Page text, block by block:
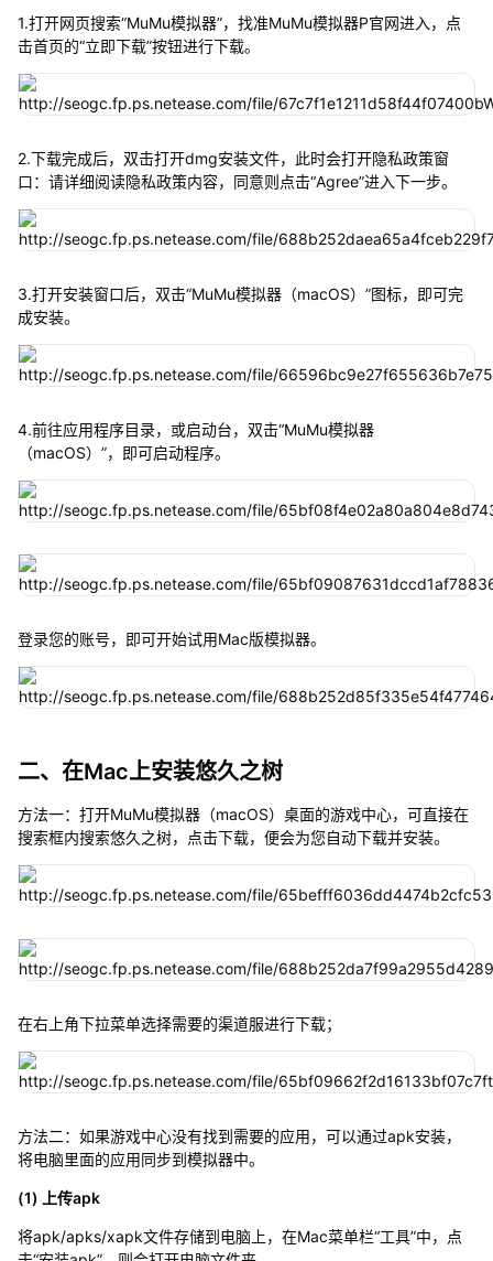
1.打开网页搜索“MuMu模拟器”，找准MuMu模拟器P官网进入，点
击首页的“立即下载”按钮进行下载。
2.下载完成后，双击打开dmg安装文件，此时会打开隐私政策窗
口：请详细阅读隐私政策内容，同意则点击“Agree”进入下一步。
3.打开安装窗口后，双击“MuMu模拟器（macOS）”图标，即可完
成安装。
4.前往应用程序目录，或启动台，双击“MuMu模拟器
（macOS）”，即可启动程序。
登录您的账号，即可开始试用Mac版模拟器。
二、在Mac上安装悠久之树
方法一：打开MuMu模拟器（macOS）桌面的游戏中心，可直接在
搜索框内搜索悠久之树，点击下载，便会为您自动下载并安装。
在右上角下拉菜单选择需要的渠道服进行下载；
方法二：如果游戏中心没有找到需要的应用，可以通过apk安装，
将电脑里面的应用同步到模拟器中。
(1) 上传apk
将apk/apks/xapk文件存储到电脑上，在Mac菜单栏“工具”中，点